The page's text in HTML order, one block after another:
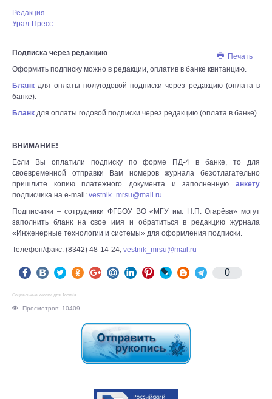
Редакция
Урал-Пресс
Печать
Подписка через редакцию
Оформить подписку можно в редакции, оплатив в банке квитанцию.
Бланк для оплаты полугодовой подписки через редакцию (оплата в
банке).
Бланк для оплаты годовой подписки через редакцию (оплата в банке).
ВНИМАНИЕ!
Если Вы оплатили подписку по форме ПД-4 в банке, то для
своевременной отправки Вам номеров журнала безотлагательно
пришлите копию платежного документа и заполненную анкету
подписчика на e-mail: vestnik_mrsu@mail.ru
Подписчики – сотрудники ФГБОУ ВО «МГУ им. Н.П. Огарёва» могут
заполнить бланк на свое имя и обратиться в редакцию журнала
«Инженерные технологии и системы» для оформления подписки.
Телефон/факс: (8342) 48-14-24, vestnik_mrsu@mail.ru
0
Социальные кнопки для Joomla
Просмотров: 10409